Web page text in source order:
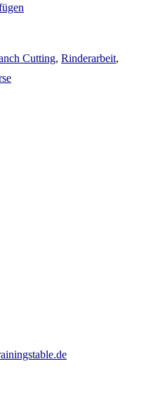
Cutting, Rinderarbeit,